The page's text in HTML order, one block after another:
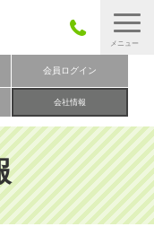
会員ログイン
会社情報
め
流れ